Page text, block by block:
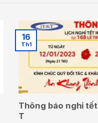
Thông báo nghỉ
T
16
Th1